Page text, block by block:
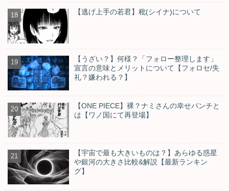
【逃げ上手の若君】秕(シイナ)について
【うざい？】何様？「フォロー整理します」
宣言の意味とメリットについて【フォロセ/失
礼？嫌われる？】
【ONE PIECE】裸？ナミさんの幸せパンチと
は【ワノ国にて再登場】
【宇宙で最も大きいものは？】あらゆる惑星
や銀河の大きさ比較&解説【最新ランキン
グ】